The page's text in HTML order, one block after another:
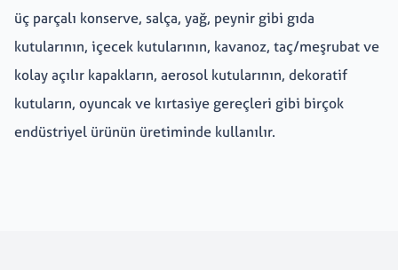
Erdemir Online
üç parçalı konserve, salça, yağ, peynir gibi gıda
kutularının, içecek kutularının, kavanoz, taç/meşrubat ve
kolay açılır kapakların, aerosol kutularının, dekoratif
kutuların, oyuncak ve kırtasiye gereçleri gibi birçok
endüstriyel ürünün üretiminde kullanılır.